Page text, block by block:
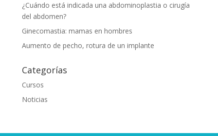
¿Cuándo está indicada una abdominoplastia o cirugía
del abdomen?
Ginecomastia: mamas en hombres
Aumento de pecho, rotura de un implante
Categorías
Cursos
Noticias